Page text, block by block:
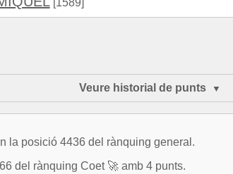
Veure historial de punts
la posició 4436 del rànquing general.
del rànquing Coet 🚀 amb 4 punts.